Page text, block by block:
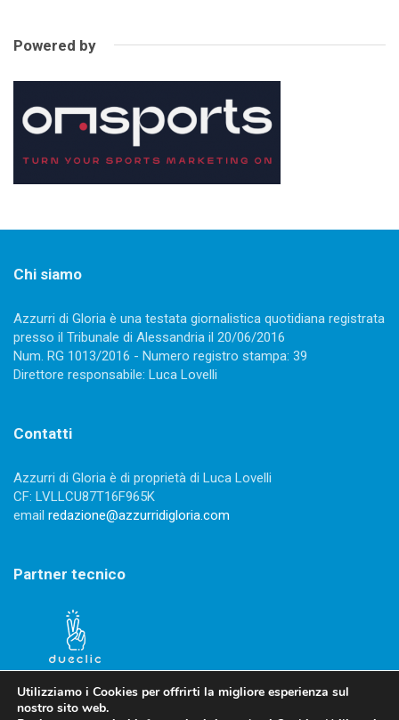
Powered by
Chi siamo
Azzurri di Gloria è una testata giornalistica quotidiana registrata
presso il Tribunale di Alessandria il 20/06/2016
Num. RG 1013/2016 - Numero registro stampa: 39
Direttore responsabile: Luca Lovelli
Contatti
Azzurri di Gloria è di proprietà di Luca Lovelli
CF: LVLLCU87T16F965K
email redazione@azzurridigloria.com
Partner tecnico
Utilizziamo i Cookies per offrirti la migliore esperienza sul
nostro sito web.